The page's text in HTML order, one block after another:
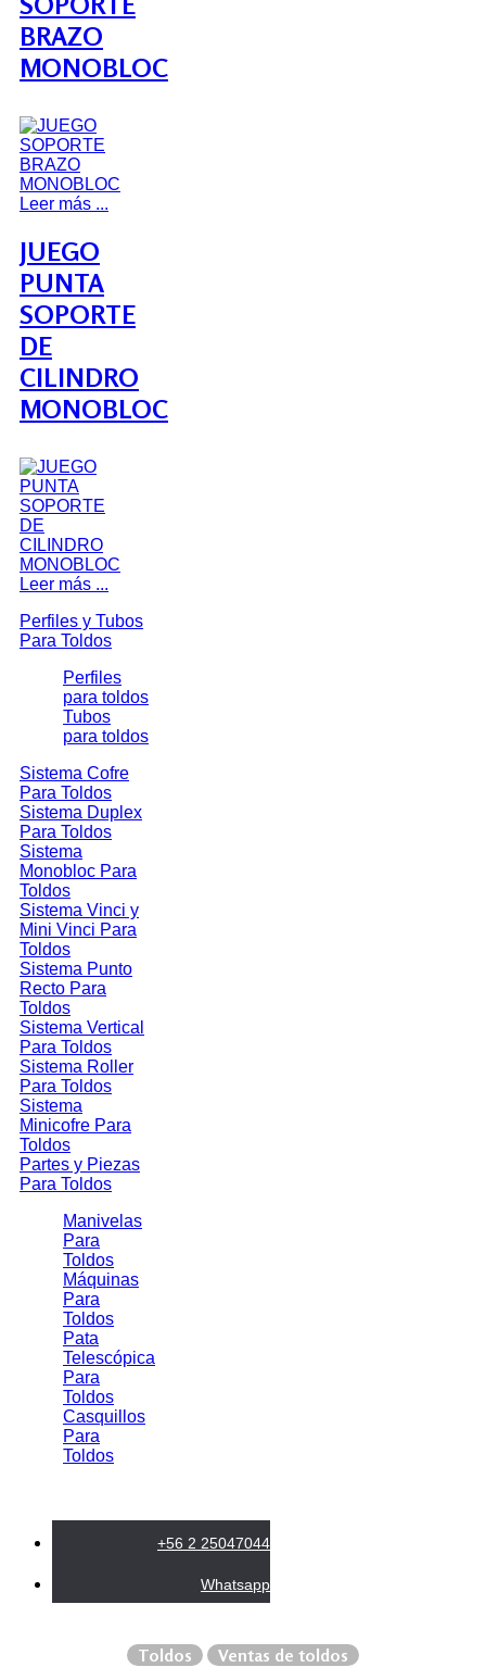
BRAZO
MONOBLOC
Leer más ...
JUEGO
PUNTA
SOPORTE
DE
CILINDRO
MONOBLOC
Leer más ...
Perfiles y Tubos
Para Toldos
Perfiles
para toldos
Tubos
para toldos
Sistema Cofre
Para Toldos
Sistema Duplex
Para Toldos
Sistema
Monobloc Para
Toldos
Sistema Vinci y
Mini Vinci Para
Toldos
Sistema Punto
Recto Para
Toldos
Sistema Vertical
Para Toldos
Sistema Roller
Para Toldos
Sistema
Minicofre Para
Toldos
Partes y Piezas
Para Toldos
Manivelas
Para
Toldos
Máquinas
Para
Toldos
Pata
Telescópica
Para
Toldos
Casquillos
Para
Toldos
+56 2 25047044
Whatsapp
Toldos
Ventas de toldos